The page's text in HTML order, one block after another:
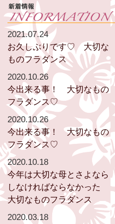
2021.07.24
お久しぶりです♡ 大切な
ものフラダンス
2020.10.26
今出来る事！ 大切なもの
フラダンス♡
2020.10.26
今出来る事！ 大切なもの
フラダンス♡
2020.10.18
今年は大切な母とさよなら
しなければならなかった
大切なものフラダンス
2020.03.18